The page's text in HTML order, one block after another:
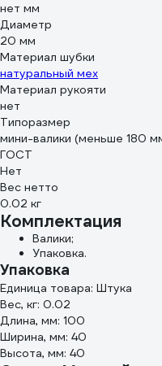
нет мм
Диаметр
20 мм
Материал шубки
натуральный мех
Материал рукояти
нет
Типоразмер
мини-валики (меньше 180
ГОСТ
Нет
Вес нетто
0.02 кг
Комплектация
Валики;
Упаковка.
Упаковка
Единица товара: Штука
Вес, кг: 0.02
Длина, мм: 100
Ширина, мм: 40
Высота, мм: 40